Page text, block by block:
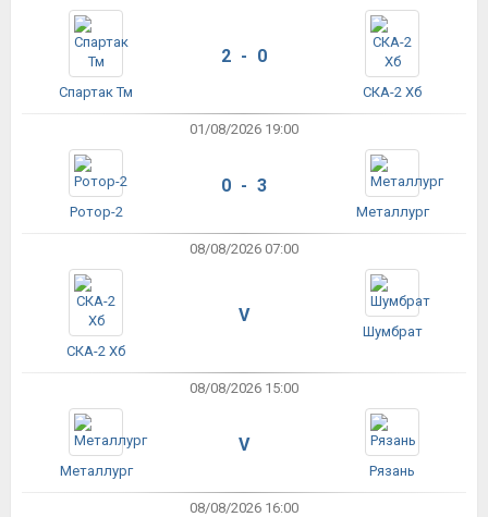
Спартак Тм
2 - 0
СКА-2 Хб
01/08/2026 19:00
Ротор-2
0 - 3
Металлург
08/08/2026 07:00
СКА-2 Хб
V
Шумбрат
08/08/2026 15:00
Металлург
V
Рязань
08/08/2026 16:00